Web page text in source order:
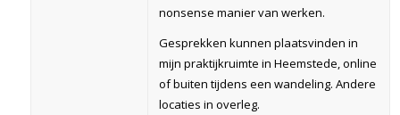
nonsense manier van werken.
Gesprekken kunnen plaatsvinden in
mijn praktijkruimte in Heemstede, online
of buiten tijdens een wandeling. Andere
locaties in overleg.